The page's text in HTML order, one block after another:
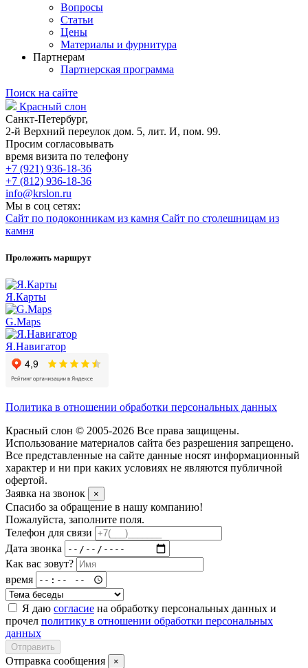
Вопросы
Статьи
Цены
Материалы и фурнитура
Партнерам
Партнерская программа
Поиск на сайте
Красный слон
Санкт-Петербург,
2-й Верхний переулок дом. 5, лит. И, пом. 99.
Просим согласовывать
время визита по телефону
+7 (921) 936-18-36
+7 (812) 936-18-36
info@krslon.ru
Мы в соц сетях:
Сайт по подоконникам из камня Сайт по столешницам из
камня
Проложить маршрут
Я.Карты
G.Maps
Я.Навигатор
Политика в отношении обработки персональных данных
Красный слон © 2005-2026 Все права защищены.
Использование материалов сайта без разрешения запрещено.
Все представленные на сайте данные носят информационный
характер и ни при каких условиях не являются публичной
офертой.
Заявка на звонок
×
Спасибо за обращение в нашу компанию!
Пожалуйста, заполните поля.
Телефон для связи
Дата звонка
Как вас зовут?
время
Я даю согласие на обработку персональных данных и
прочел политику в отношении обработки персональных
данных
Отправить
Отправка сообщения ×